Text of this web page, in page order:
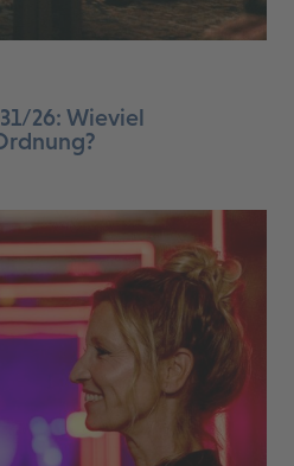
26: Wieviel